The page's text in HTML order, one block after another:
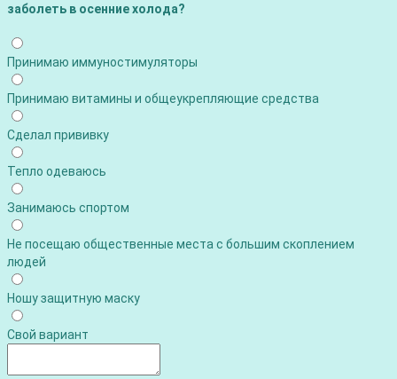
заболеть в осенние холода?
Принимаю иммуностимуляторы
Принимаю витамины и общеукрепляющие средства
Сделал прививку
Тепло одеваюсь
Занимаюсь спортом
Не посещаю общественные места с большим скоплением
людей
Ношу защитную маску
Свой вариант